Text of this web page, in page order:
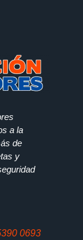
a la
de
y
0693